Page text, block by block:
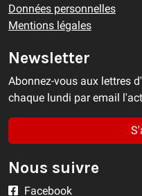
Données personnelles
Mentions légales
Newsletter
Abonnez-vous aux lettres
chaque lundi par email
Nous suivre
Facebook